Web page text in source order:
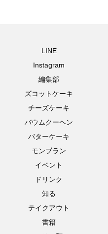
LINE
Instagram
編集部
ズコットケーキ
チーズケーキ
バウムクーヘン
バターケーキ
モンブラン
イベント
ドリンク
知る
テイクアウト
書籍